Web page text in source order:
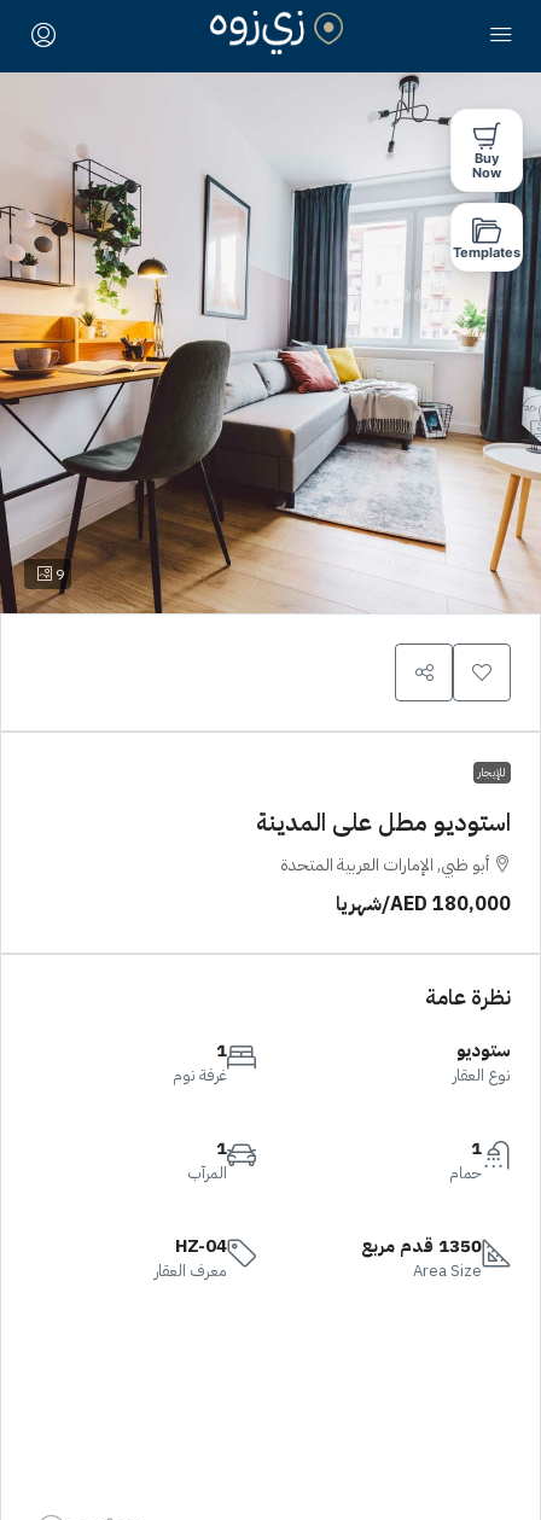
9
للإيجار
استوديو مطل على المدينة
أبو ظبي, الإمارات العربية المتحدة
AED 180,000/شهريا
نظرة عامة
ستوديو
نوع العقار
1
غرفة نوم
1
حمام
1
المرآب
1350 قدم مربع
Area Size
HZ-04
معرف العقار
Buy
Now
Templates